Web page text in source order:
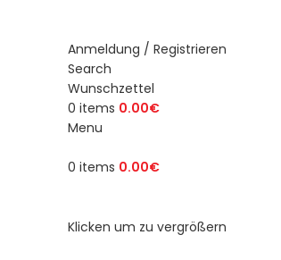
Anmeldung / Registrieren
Search
Wunschzettel
0 items 0.00€
Menu
0 items 0.00€
Klicken um zu vergrößern